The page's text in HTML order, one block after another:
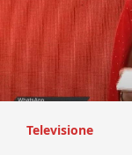
Televisione